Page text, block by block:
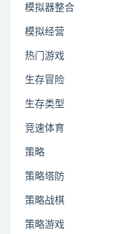
模拟器整合
模拟经营
热门游戏
生存冒险
生存类型
竞速体育
策略
策略塔防
策略战棋
策略游戏